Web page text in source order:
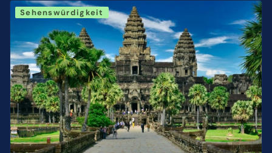
Sehenswürdigkeit